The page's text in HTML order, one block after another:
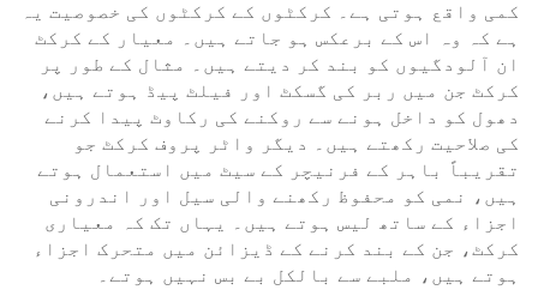
کمی واقع ہوتی ہے۔ کرکٹوں کے کرکٹوں کی خصوصیت یہ
ہے کہ وہ اس کے برعکس ہو جاتے ہیں۔ معیار کے کرکٹ
ان آلودگیوں کو بند کر دیتے ہیں۔ مثال کے طور پر
کرکٹ جن میں ربر کی گسکٹ اور فیلٹ پیڈ ہوتے ہیں،
دھول کو داخل ہونے سے روکنے کی رکاوٹ پیدا کرنے
کی صلاحیت رکھتے ہیں۔ دیگر واٹر پروف کرکٹ جو
تقریباً باہر کے فرنیچر کے سیٹ میں استعمال ہوتے
ہیں، نمی کو محفوظ رکھنے والی سیل اور اندرونی
اجزاء کے ساتھ لیس ہوتے ہیں۔ یہاں تک کہ معیاری
کرکٹ، جن کے بند کرنے کے ڈیزائن میں متحرک اجزاء
ہوتے ہیں، ملبے سے بالکل بے بس نہیں ہوتے۔